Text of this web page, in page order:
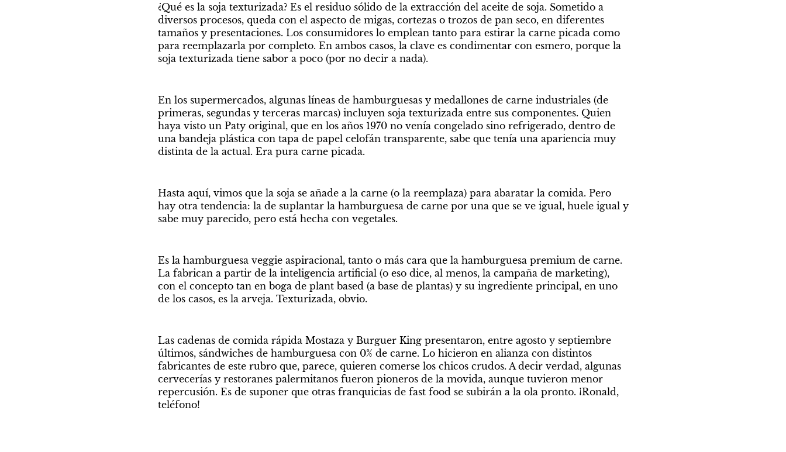
¿Qué es la soja texturizada? Es el residuo sólido de la extracción del aceite de soja. Sometido a
diversos procesos, queda con el aspecto de migas, cortezas o trozos de pan seco, en diferentes
tamaños y presentaciones. Los consumidores lo emplean tanto para estirar la carne picada como
para reemplazarla por completo. En ambos casos, la clave es condimentar con esmero, porque la
soja texturizada tiene sabor a poco (por no decir a nada).
En los supermercados, algunas líneas de hamburguesas y medallones de carne industriales (de
primeras, segundas y terceras marcas) incluyen soja texturizada entre sus componentes. Quien
haya visto un Paty original, que en los años 1970 no venía congelado sino refrigerado, dentro de
una bandeja plástica con tapa de papel celofán transparente, sabe que tenía una apariencia muy
distinta de la actual. Era pura carne picada.
Hasta aquí, vimos que la soja se añade a la carne (o la reemplaza) para abaratar la comida. Pero
hay otra tendencia: la de suplantar la hamburguesa de carne por una que se ve igual, huele igual y
sabe muy parecido, pero está hecha con vegetales.
Es la hamburguesa veggie aspiracional, tanto o más cara que la hamburguesa premium de carne.
La fabrican a partir de la inteligencia artificial (o eso dice, al menos, la campaña de marketing),
con el concepto tan en boga de plant based (a base de plantas) y su ingrediente principal, en uno
de los casos, es la arveja. Texturizada, obvio.
Las cadenas de comida rápida Mostaza y Burguer King presentaron, entre agosto y septiembre
últimos, sándwiches de hamburguesa con 0% de carne. Lo hicieron en alianza con distintos
fabricantes de este rubro que, parece, quieren comerse los chicos crudos. A decir verdad, algunas
cervecerías y restoranes palermitanos fueron pioneros de la movida, aunque tuvieron menor
repercusión. Es de suponer que otras franquicias de fast food se subirán a la ola pronto. ¡Ronald,
teléfono!